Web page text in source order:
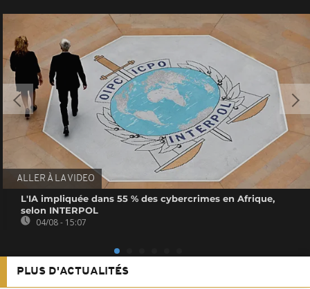
ALLER À LA VIDEO
L'IA impliquée dans 55 % des cybercrimes en Afrique,
selon INTERPOL
04/08 - 15:07
PLUS D'ACTUALITÉS